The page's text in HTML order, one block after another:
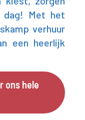
dag! Met het
verhuur
een heerlijk
ons hele